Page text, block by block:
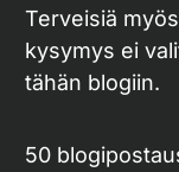
Terveisiä
kysymys ei
tähän blogiin.
50